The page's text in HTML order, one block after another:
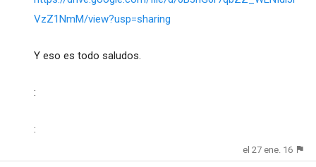
VzZ1NmM/view?usp=sharing
Y eso es todo saludos.
:
:
el 27 ene. 16